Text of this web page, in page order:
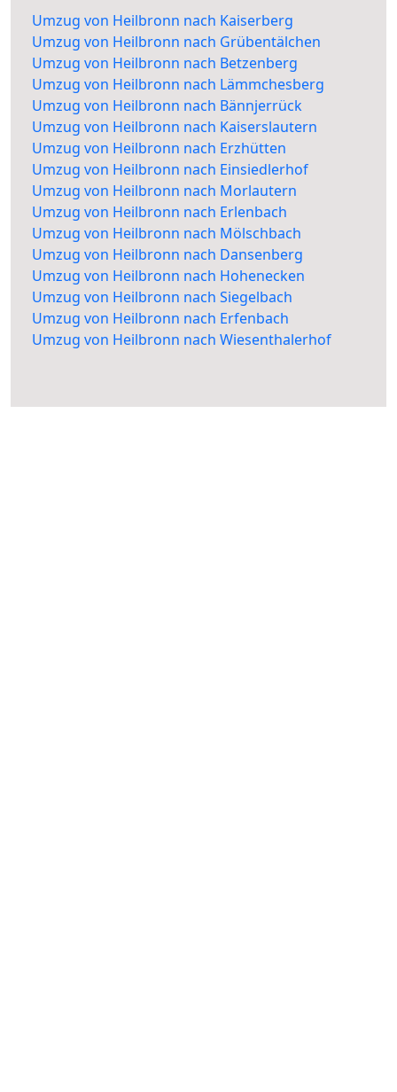
Umzug von Heilbronn nach Kaiserberg
Umzug von Heilbronn nach Grübentälchen
Umzug von Heilbronn nach Betzenberg
Umzug von Heilbronn nach Lämmchesberg
Umzug von Heilbronn nach Bännjerrück
Umzug von Heilbronn nach Kaiserslautern
Umzug von Heilbronn nach Erzhütten
Umzug von Heilbronn nach Einsiedlerhof
Umzug von Heilbronn nach Morlautern
Umzug von Heilbronn nach Erlenbach
Umzug von Heilbronn nach Mölschbach
Umzug von Heilbronn nach Dansenberg
Umzug von Heilbronn nach Hohenecken
Umzug von Heilbronn nach Siegelbach
Umzug von Heilbronn nach Erfenbach
Umzug von Heilbronn nach Wiesenthalerhof